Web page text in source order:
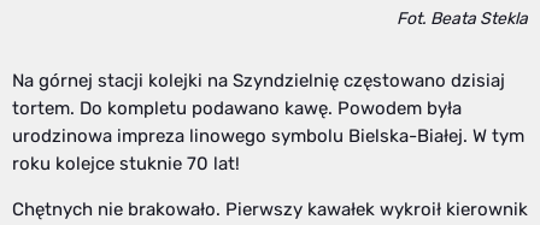
Fot. Beata Stekla
Na górnej stacji kolejki na Szyndzielnię częstowano dzisiaj
tortem. Do kompletu podawano kawę. Powodem była
urodzinowa impreza linowego symbolu Bielska-Białej. W tym
roku kolejce stuknie 70 lat!
Chętnych nie brakowało. Pierwszy kawałek wykroił kierownik